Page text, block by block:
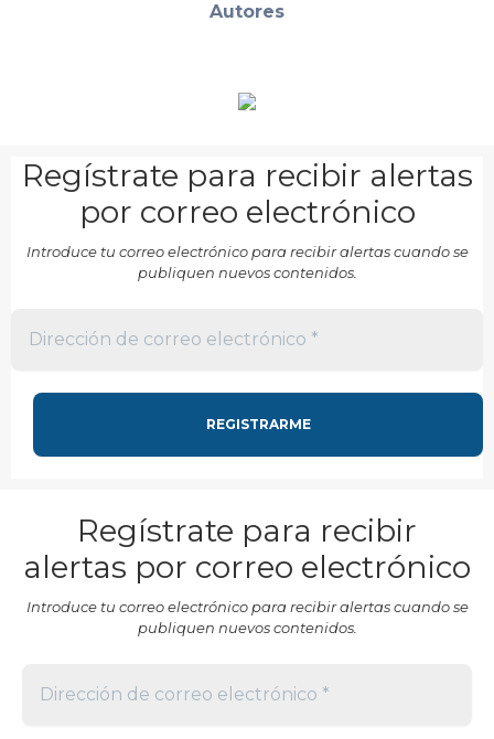
Autores
Regístrate para recibir alertas
por correo electrónico
Introduce tu correo electrónico para recibir alertas cuando se
publiquen nuevos contenidos.
Regístrate para recibir
alertas por correo electrónico
Introduce tu correo electrónico para recibir alertas cuando se
publiquen nuevos contenidos.